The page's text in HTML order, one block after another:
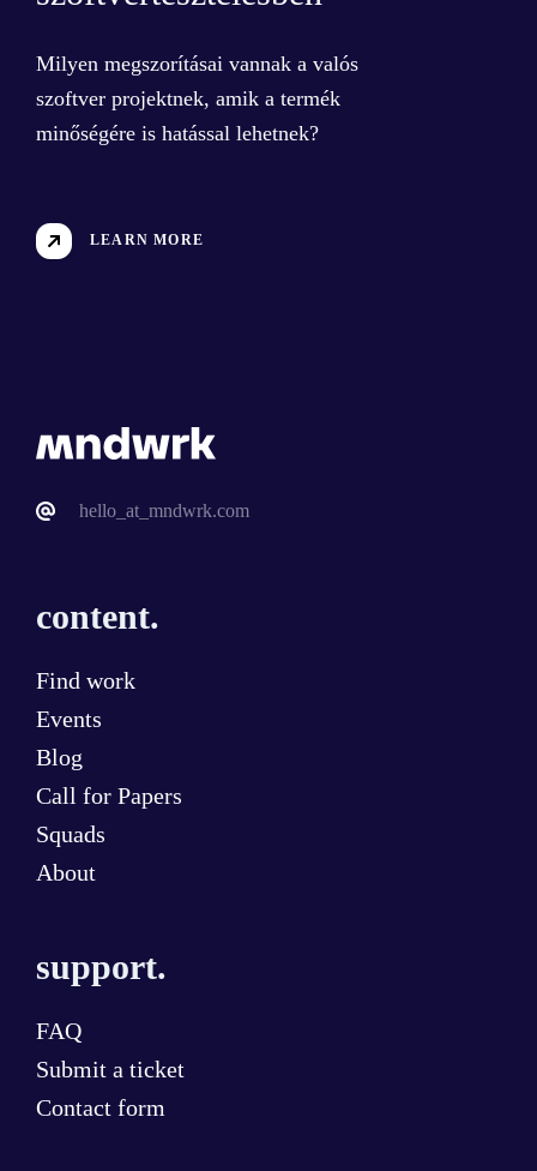
Milyen megszorításai vannak a valós
szoftver projektnek, amik a termék
minőségére is hatással lehetnek?
LEARN MORE
hello_at_mndwrk.com
content.
Find work
Events
Blog
Call for Papers
Squads
About
support.
FAQ
Submit a ticket
Contact form